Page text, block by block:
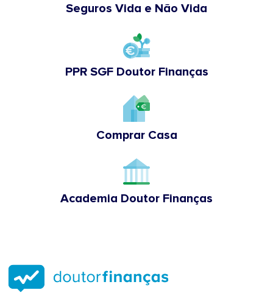
Seguros Vida e Não Vida
PPR SGF Doutor Finanças
Comprar Casa
Academia Doutor Finanças